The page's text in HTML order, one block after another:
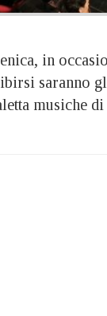
in
saranno
musiche